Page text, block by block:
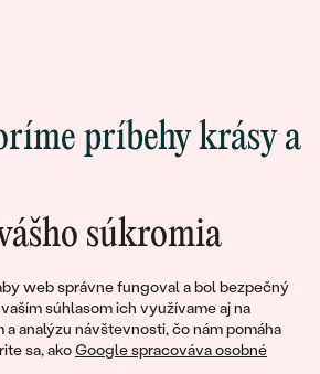
súkromia
web správne fungoval a bol bezpečný
súhlasom ich využívame aj na
analýzu návštevnosti, čo nám pomáha
sa, akoGoogle spracováva osobné
príbehy krásy a